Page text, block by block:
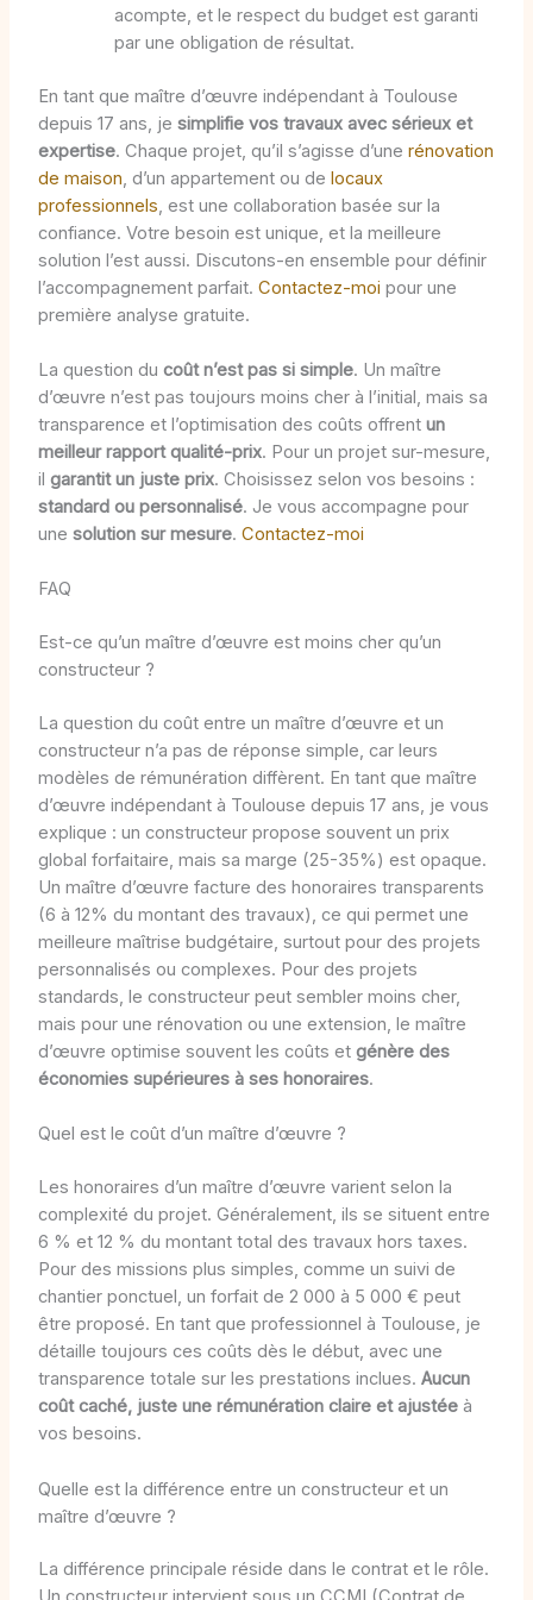
acompte, et le respect du budget est garanti
par une obligation de résultat.
En tant que maître d’œuvre indépendant à Toulouse
depuis 17 ans, je simplifie vos travaux avec sérieux et
expertise. Chaque projet, qu’il s’agisse d’une rénovation
de maison , d’un appartement ou de locaux
professionnels , est une collaboration basée sur la
confiance. Votre besoin est unique, et la meilleure
solution l’est aussi. Discutons-en ensemble pour définir
l’accompagnement parfait. Contactez-moi pour une
première analyse gratuite.
La question du coût n’est pas si simple. Un maître
d’œuvre n’est pas toujours moins cher à l’initial, mais sa
transparence et l’optimisation des coûts offrent un
meilleur rapport qualité-prix. Pour un projet sur-mesure,
il garantit un juste prix. Choisissez selon vos besoins :
standard ou personnalisé. Je vous accompagne pour
une solution sur mesure. Contactez-moi
FAQ
Est-ce qu’un maître d’œuvre est moins cher qu’un
constructeur ?
La question du coût entre un maître d’œuvre et un
constructeur n’a pas de réponse simple, car leurs
modèles de rémunération diffèrent. En tant que maître
d’œuvre indépendant à Toulouse depuis 17 ans, je vous
explique : un constructeur propose souvent un prix
global forfaitaire, mais sa marge (25-35%) est opaque.
Un maître d’œuvre facture des honoraires transparents
(6 à 12% du montant des travaux), ce qui permet une
meilleure maîtrise budgétaire, surtout pour des projets
personnalisés ou complexes. Pour des projets
standards, le constructeur peut sembler moins cher,
mais pour une rénovation ou une extension, le maître
d’œuvre optimise souvent les coûts et génère des
économies supérieures à ses honoraires.
Quel est le coût d’un maître d’œuvre ?
Les honoraires d’un maître d’œuvre varient selon la
complexité du projet. Généralement, ils se situent entre
6 % et 12 % du montant total des travaux hors taxes.
Pour des missions plus simples, comme un suivi de
chantier ponctuel, un forfait de 2 000 à 5 000 € peut
être proposé. En tant que professionnel à Toulouse, je
détaille toujours ces coûts dès le début, avec une
transparence totale sur les prestations inclues. Aucun
coût caché, juste une rémunération claire et ajustéeà
vos besoins.
Quelle est la différence entre un constructeur et un
maître d’œuvre ?
La différence principale réside dans le contrat et le rôle.